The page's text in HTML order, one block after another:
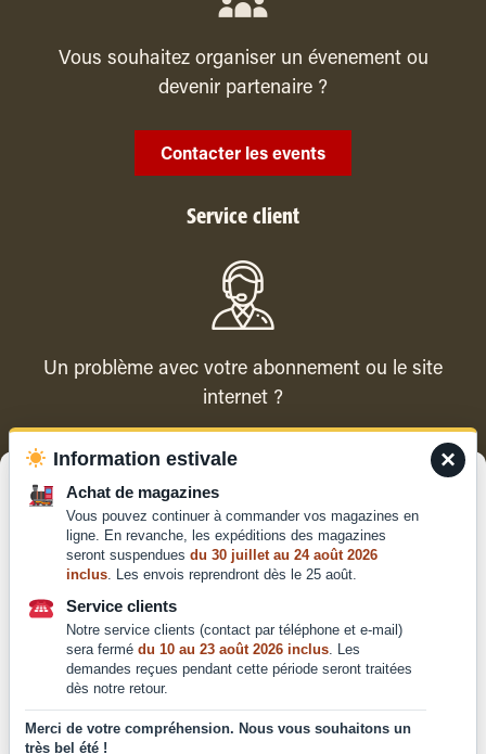
Pour offrir les meilleures expériences, nous utilisons des technologies
telles que les cookies pour stocker et/ou accéder aux informations des
appareils. Le fait de consentir à ces technologies nous permettra de
traiter des données telles que le comportement de navigation ou les ID
uniques sur ce site. Le fait de ne pas consentir ou de retirer son
consentement peut avoir un effet négatif sur certaines caractéristiques
et fonctions.
Accepter
Vous souhaitez organiser un évenement ou
devenir partenaire ?
Contacter les events
Service client
Un problème avec votre abonnement ou le site
internet ?
Contacter le service client
Mentions légales
Conditions générales de
vente et d'utilisation
confidentialité
×
Information estivale
Achat de magazines
Vous pouvez continuer à commander vos magazines en
ligne. En revanche, les expéditions des magazines
seront suspendues du 30 juillet au 24 août 2026
inclus. Les envois reprendront dès le 25 août.
Service clients
Notre service clients (contact par téléphone et e-mail)
sera fermé du 10 au 23 août 2026 inclus. Les
demandes reçues pendant cette période seront traitées
dès notre retour.
Merci de votre compréhension. Nous vous souhaitons un
très bel été !